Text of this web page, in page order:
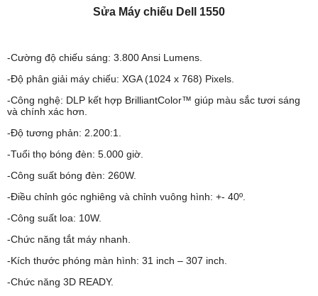
Sửa Máy chiếu Dell 1550
-Cường độ chiếu sáng: 3.800 Ansi Lumens.
-Độ phân giải máy chiếu: XGA (1024 x 768) Pixels.
-Công nghệ: DLP kết hợp BrilliantColor™ giúp màu sắc tươi sáng
và chính xác hơn.
-Độ tương phản: 2.200:1.
-Tuổi thọ bóng đèn: 5.000 giờ.
-Công suất bóng đèn: 260W.
-Điều chỉnh góc nghiêng và chỉnh vuông hình: +- 40º.
-Công suất loa: 10W.
-Chức năng tắt máy nhanh.
-Kích thước phóng màn hình: 31 inch – 307 inch.
-Chức năng 3D READY.